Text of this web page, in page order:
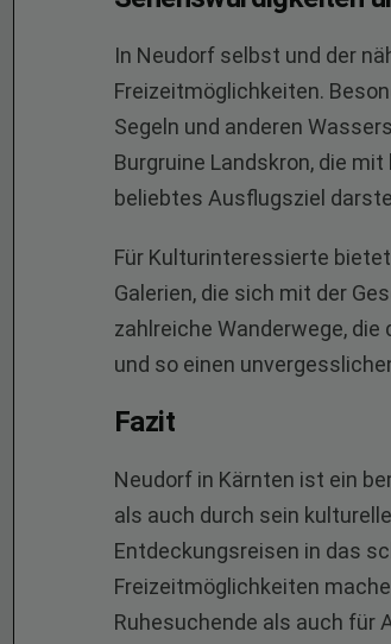
In Neudorf selbst und der
Freizeitmöglichkeiten.
Segeln und anderen
Burgruine Landskron, die
beliebtes Ausflugsziel
Für Kulturinteressierte
Galerien, die sich mit der
zahlreiche Wanderwege,
und so einen
Fazit
Neudorf in Kärnten ist ein
als auch durch sein
Entdeckungsreisen in das
Freizeitmöglichkeiten
Ruhesuchende als auch für